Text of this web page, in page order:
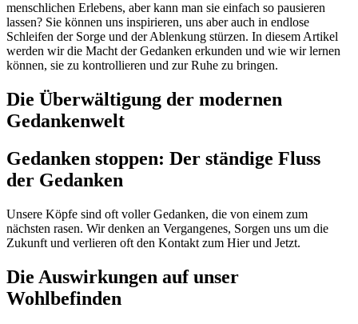
menschlichen Erlebens, aber kann man sie einfach so pausieren
lassen? Sie können uns inspirieren, uns aber auch in endlose
Schleifen der Sorge und der Ablenkung stürzen. In diesem Artikel
werden wir die Macht der Gedanken erkunden und wie wir lernen
können, sie zu kontrollieren und zur Ruhe zu bringen.
Die Überwältigung der modernen
Gedankenwelt
Gedanken stoppen: Der ständige Fluss
der Gedanken
Unsere Köpfe sind oft voller Gedanken, die von einem zum
nächsten rasen. Wir denken an Vergangenes, Sorgen uns um die
Zukunft und verlieren oft den Kontakt zum Hier und Jetzt.
Die Auswirkungen auf unser
Wohlbefinden